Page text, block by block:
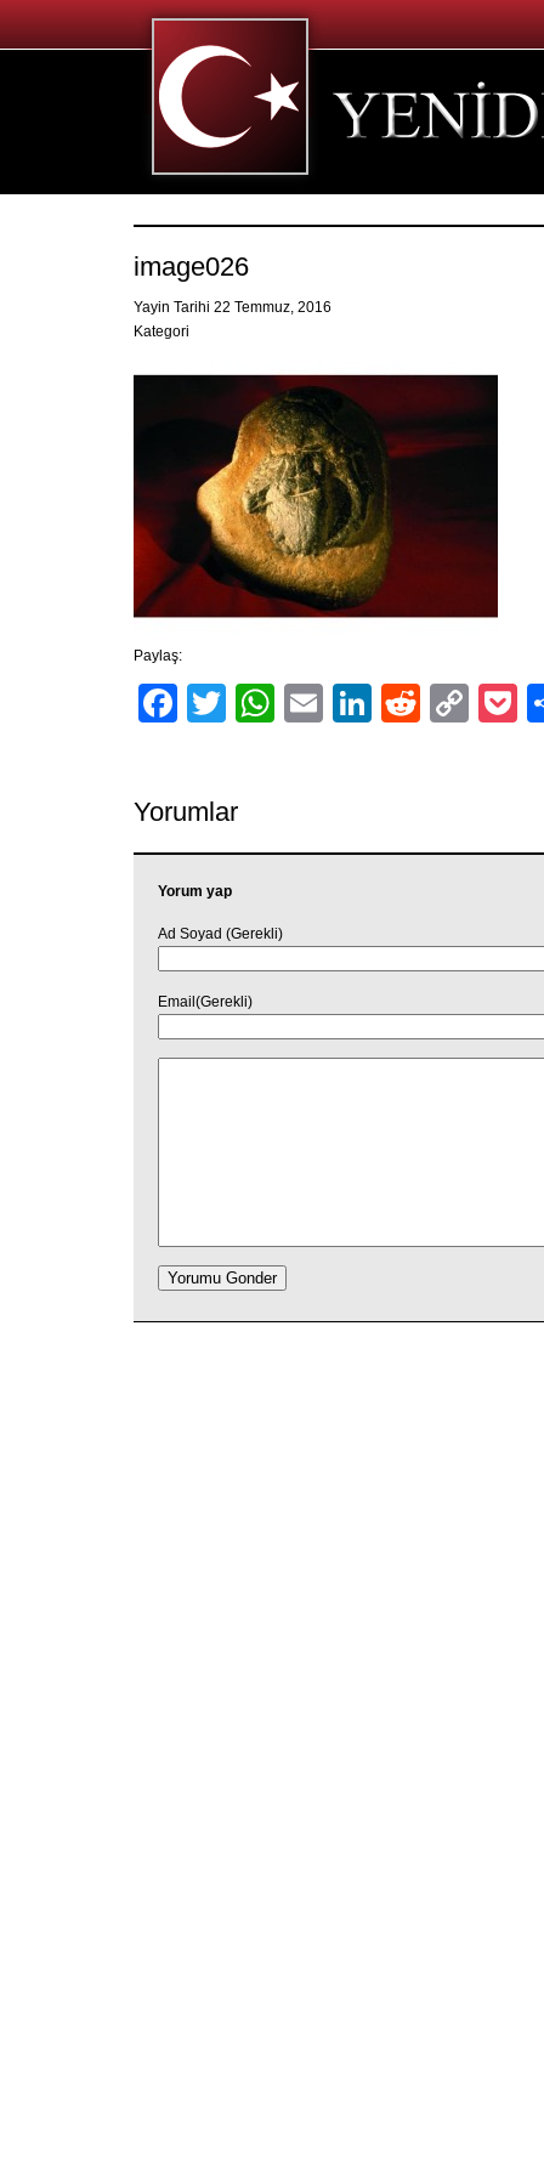
image026
Yayin Tarihi 22 Temmuz, 2016
Kategori
Paylaş:
Facebook
TwitterWhatsApp
EmailLinkedIn
Reddit
Yorumlar
Yorum yap
Ad Soyad (Gerekli)
Email(Gerekli)